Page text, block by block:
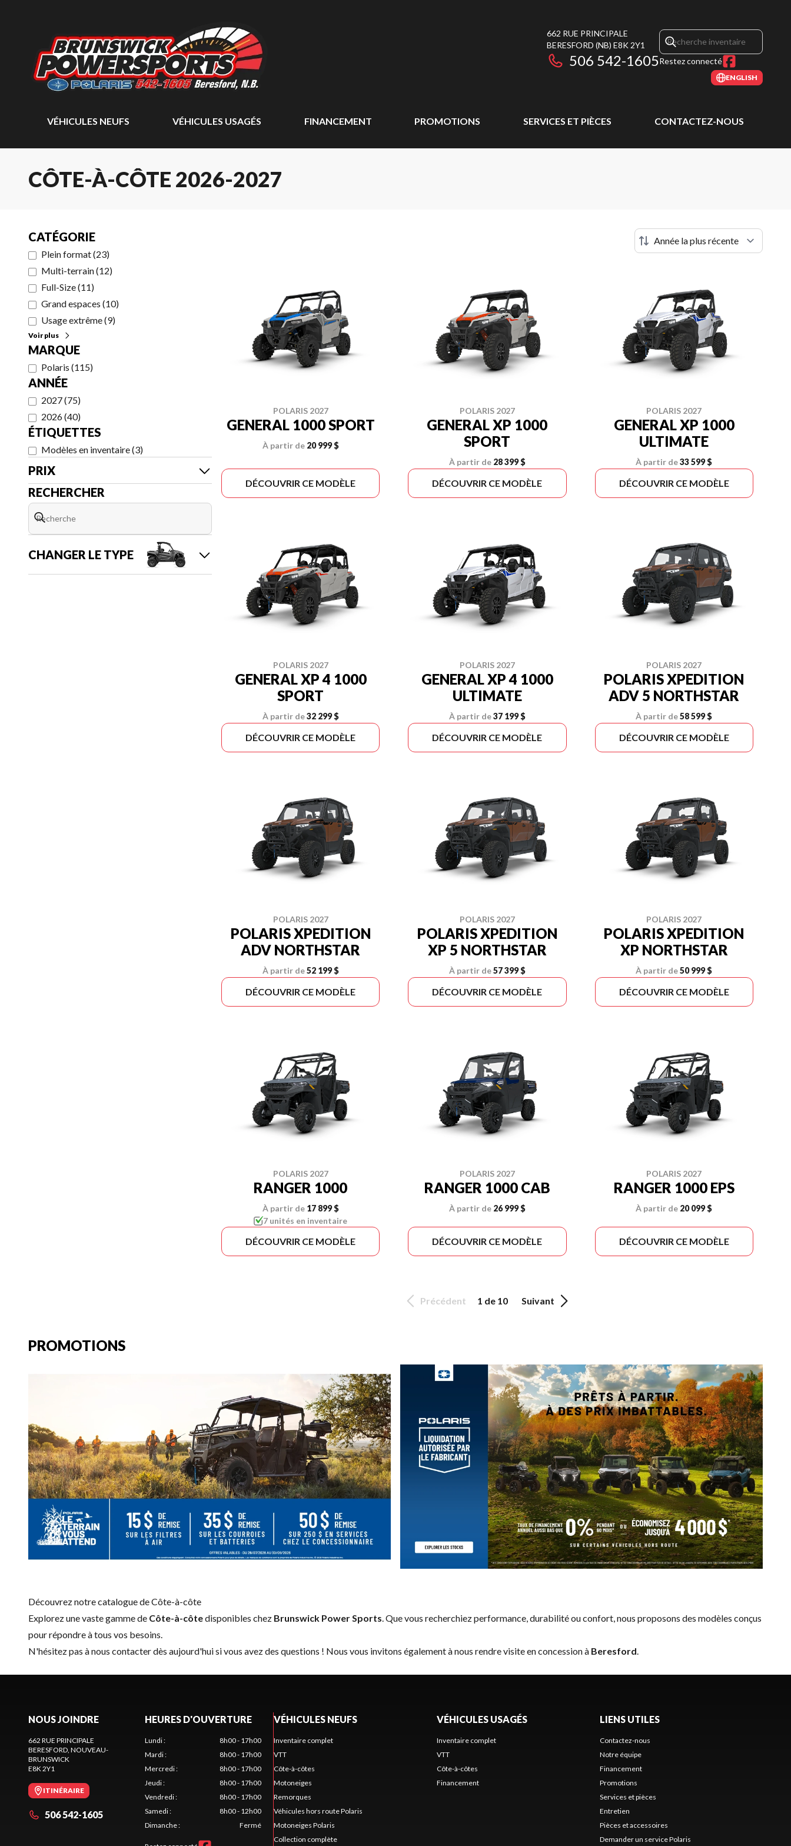
662 RUE PRINCIPALE
BERESFORD (NB) E8K 2Y1
506 542-1605Restez connecté
ENGLISH
VÉHICULES NEUFS VÉHICULES USAGÉS FINANCEMENT PROMOTIONS SERVICES ET PIÈCES CONTACTEZ-NOUS
CÔTE-À-CÔTE 2026-2027
CATÉGORIE
Plein format(23)
Multi-terrain(12)
Full-Size(11)
Grand espaces (10)
Usage extrême(9)
Voir plus
MARQUE
Polaris (115)
ANNÉE
2027(75)
2026(40)
ÉTIQUETTES
Modèles en inventaire(3)
PRIX
RECHERCHER
CHANGER LE TYPE
POLARIS 2027
GENERAL 1000 SPORT
À partir de 20 999 $
DÉCOUVRIR CE MODÈLE
POLARIS 2027
GENERAL XP 1000
SPORT
À partir de 28 399 $
DÉCOUVRIR CE MODÈLE
POLARIS 2027
GENERAL XP 1000
ULTIMATE
À partir de33 599 $
DÉCOUVRIR CE MODÈLE
POLARIS 2027
GENERAL XP 4 1000
SPORT
À partir de32 299 $
DÉCOUVRIR CE MODÈLE
POLARIS 2027
GENERAL XP 4 1000
ULTIMATE
À partir de37 199 $
DÉCOUVRIR CE MODÈLE
POLARIS 2027
POLARIS XPEDITION
ADV 5 NORTHSTAR
À partir de58 599 $
DÉCOUVRIR CE MODÈLE
POLARIS 2027
POLARIS XPEDITION
ADV NORTHSTAR
À partir de52 199 $
DÉCOUVRIR CE MODÈLE
POLARIS 2027
POLARIS XPEDITION
XP 5 NORTHSTAR
À partir de57 399 $
DÉCOUVRIR CE MODÈLE
POLARIS 2027
POLARIS XPEDITION
XP NORTHSTAR
À partir de50 999 $
DÉCOUVRIR CE MODÈLE
POLARIS 2027
RANGER 1000
À partir de 17 899 $
7 unités en inventaire
DÉCOUVRIR CE MODÈLE
POLARIS 2027
RANGER 1000 CAB
À partir de 26 999 $
DÉCOUVRIR CE MODÈLE
POLARIS 2027
RANGER 1000 EPS
À partir de 20 099 $
DÉCOUVRIR CE MODÈLE
Précédent 1 de 10 Suivant
PROMOTIONS
Découvrez notre catalogue de Côte-à-côte
Explorez une vaste gamme de Côte-à-côtedisponibles chez Brunswick Power Sports . Que vous recherchiez performance, durabilité ou confort, nous proposons des modèles conçus
pour répondre à tous vos besoins.
N'hésitez pas ànous contacterdès aujourd'hui si vous avez des questions ! Nous vous invitons également à nous rendre visite en concession à Beresford
NOUS JOINDRE
662 RUE PRINCIPALE
BERESFORD , NOUVEAU-
BRUNSWICK
E8K 2Y1
ITINÉRAIRE
506 542-1605
HEURES D'OUVERTURE
Lundi:
8h00 - 17h00
Mardi:
8h00 - 17h00
Mercredi:
8h00 - 17h00
Jeudi:
8h00 - 17h00
Vendredi:
8h00 - 17h00
Samedi:
8h00 - 12h00
Dimanche: Fermé
VÉHICULES NEUFS
Inventaire complet
VTT
Côte-à-côtes
Motoneiges
Remorques
Véhicules hors route Polaris
Motoneiges Polaris
Collection complète
VÉHICULES USAGÉS
Inventaire complet
VTT
Côte-à-côtes
Financement
LIENS UTILES
Contactez-nous
Notre équipe
Financement
Promotions
Services et pièces
Entretien
Pièces et accessoires
Demander un service Polaris